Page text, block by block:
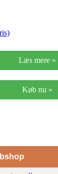
Læs mere »
Køb nu »